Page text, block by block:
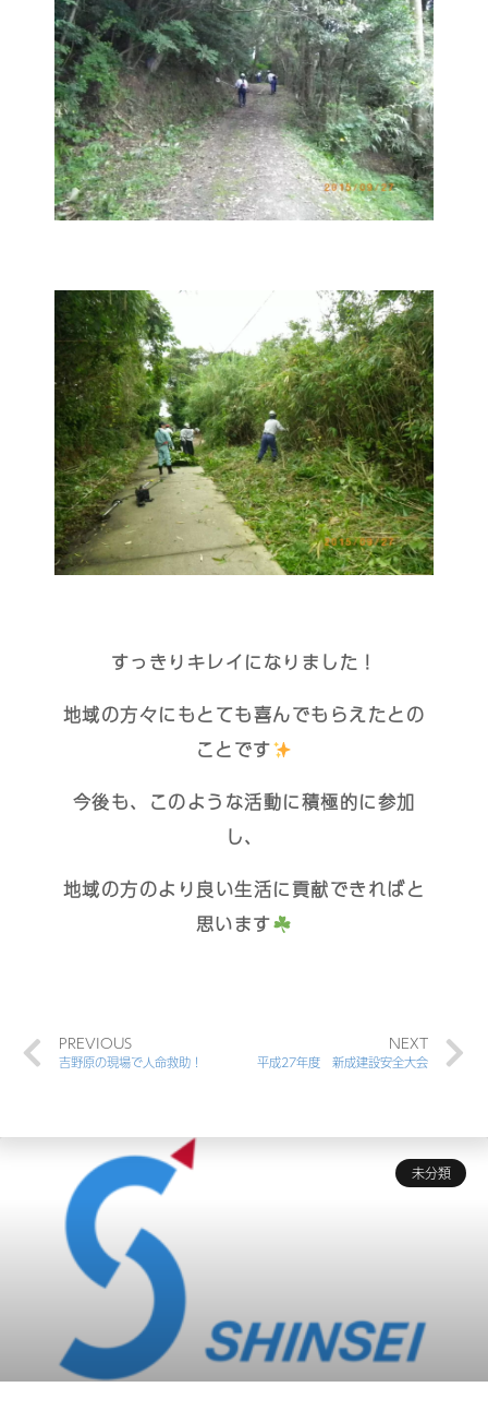
すっきりキレイになりました！
地域の方々にもとても喜んでもらえたとの
ことです
今後も、このような活動に積極的に参加
し、
地域の方のより良い生活に貢献できればと
思います
PREVIOUS
吉野原の現場で人命救助！
NEXT
平成27年度 新成建設安全大会
未分類